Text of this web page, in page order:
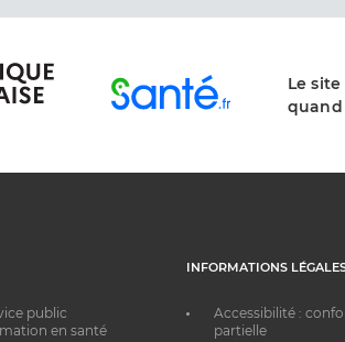
Le
quand
public
en santé
INFORMATIONS
Accessibilité :
partielle